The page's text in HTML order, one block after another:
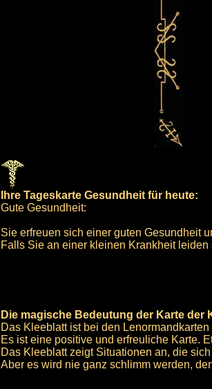
Ihre Tageskarte Gesundheit für heute:
Gute Gesundheit:
Sie erfreuen sich einer guten Gesundheit
Falls Sie an einer kleinen Krankheit
Die magische Bedeutung der Karte der
Das Kleeblatt ist bei den
Es ist eine positive und erfreuliche Karte.
Das Kleeblatt zeigt Situationen an, die
Aber es wird nie ganz schlimm werden,